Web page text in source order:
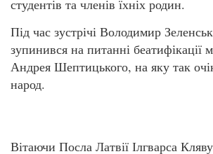
студентів та членів їхніх родин.
Під час зустрічі Володимир
зупинився на питанні беатифікації
Андрея Шептицького, на яку так
народ.
Вітаючи Посла Латвії Ілгварса